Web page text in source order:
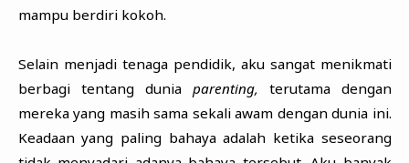
mampu berdiri kokoh.
Selain menjadi tenaga pendidik, aku sangat menikmati
berbagi tentang dunia parenting, terutama dengan
mereka yang masih sama sekali awam dengan dunia ini.
Keadaan yang paling bahaya adalah ketika seseorang